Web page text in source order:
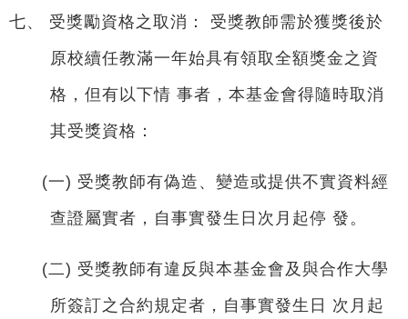
七、 受獎勵資格之取消： 受獎教師需於獲獎後於
原校續任教滿一年始具有領取全額獎金之資
格，但有以下情 事者，本基金會得隨時取消
其受獎資格：
(一) 受獎教師有偽造、變造或提供不實資料經
查證屬實者，自事實發生日次月起停 發。
(二) 受獎教師有違反與本基金會及與合作大學
所簽訂之合約規定者，自事實發生日 次月起